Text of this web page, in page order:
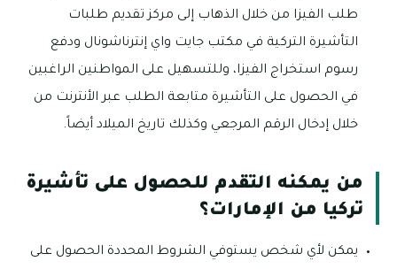
طلب الفيزا من خلال الذهاب إلى مركز تقديم طلبات
التأشيرة التركية في مكتب جايت واي إنترناشونال ودفع
رسوم استخراج الفيزا، وللتسهيل على المواطنين الراغبين
في الحصول على التأشيرة متابعة الطلب عبر الأنترنت من
خلال إدخال الرقم المرجعي وكذلك تاريخ الميلاد أيضاً.
من يمكنه التقدم للحصول على تأشيرة
تركيا من الإمارات؟
يمكن لأي شخص يستوفي الشروط المحددة الحصول على